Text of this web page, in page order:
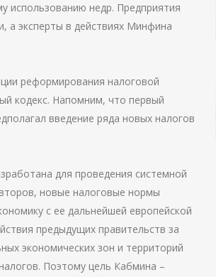
использованию недр. Предприятия
а эксперты в действиях Минфина
реформирования налоговой
кодекс. Напомним, что первый
введение ряда новых налогов
для проведения системной
новые налоговые нормы
с ее дальнейшей европейской
предыдущих правительств за
экономических зон и территорий
Поэтому цель Кабмина –